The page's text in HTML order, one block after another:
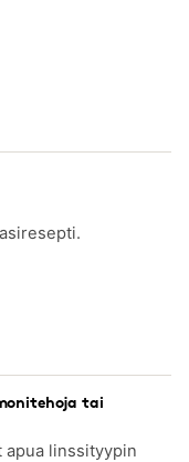
tai
linssityypin